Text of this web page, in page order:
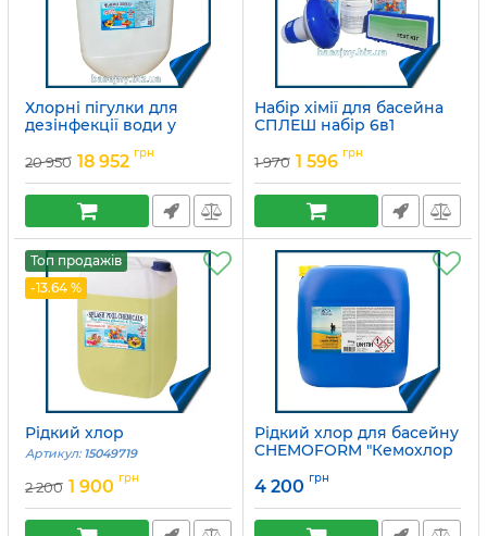
Хлорні пігулки для
дезінфекції води у
Артикул: 15049689
20 950 18 952 грн
Набір хімії для басейна
СПЛЕШ набір 6в1
1 970 1 596 грн
Топ продажів
-13.64 %
Рідкий хлор
Артикул: 15049719
2 200 1 900 грн
Рідкий хлор для басейну
CHEMOFORM "Кемохлор
Артикул: MP13540057
4 200 грн